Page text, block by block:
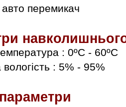
перемикач
: 0ºC - 60ºC
: 5% - 95%